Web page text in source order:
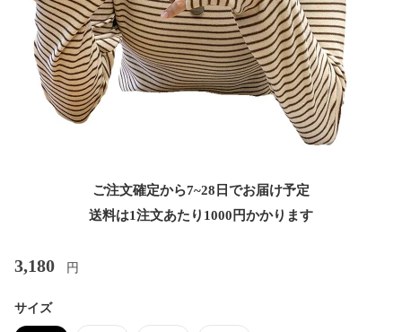
ご注文確定から7~28日でお届け予定
送料は1注文あたり 1000 円かかります
3,180 円
サイズ